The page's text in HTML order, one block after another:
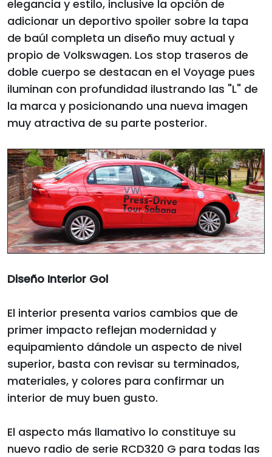
elegancia y estilo, inclusive la opción de
adicionar un deportivo spoiler sobre la tapa
de baúl completa un diseño muy actual y
propio de Volkswagen. Los stop traseros de
doble cuerpo se destacan en el Voyage pues
iluminan con profundidad ilustrando las "L" de
la marca y posicionando una nueva imagen
muy atractiva de su parte posterior.
Diseño Interior Gol
El interior presenta varios cambios que de
primer impacto reflejan modernidad y
equipamiento dándole un aspecto de nivel
superior, basta con revisar su terminados,
materiales, y colores para confirmar un
interior de muy buen gusto.
El aspecto más llamativo lo constituye su
nuevo radio de serie RCD320 G para todas las